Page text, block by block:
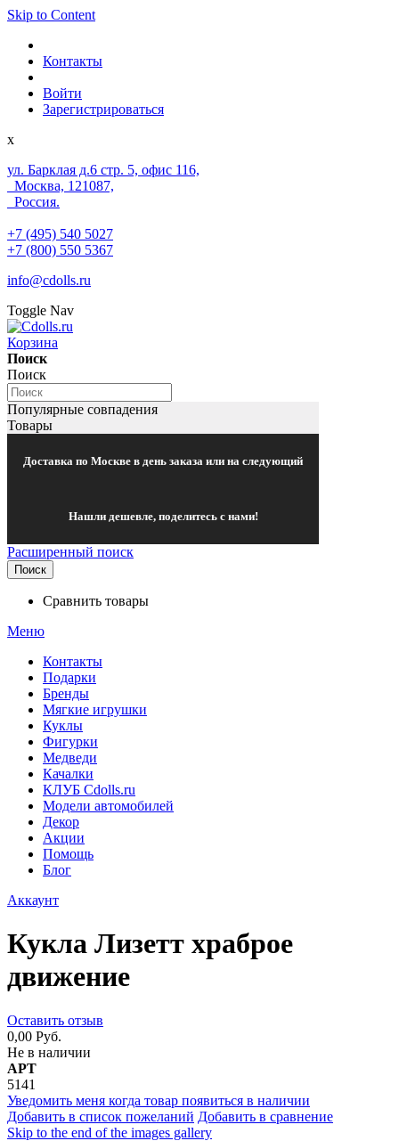
Skip to Content
Контакты
Войти
Зарегистрироваться
x
ул. Барклая д.6 стр. 5, офис 116,
Москва, 121087,
Россия.
+7 (495) 540 5027
+7 (800) 550 5367
info@cdolls.ru
Toggle Nav
Корзина
Поиск
Поиск
Популярные совпадения
Товары
Доставка по Москве в день заказа или на следующий
Нашли дешевле, поделитесь с нами!
Расширенный поиск
Поиск
Сравнить товары
Меню
Контакты
Подарки
Бренды
Мягкие игрушки
Куклы
Фигурки
Медведи
Качалки
КЛУБ Cdolls.ru
Модели автомобилей
Декор
Акции
Помощь
Блог
Аккаунт
Кукла Лизетт храброе
движение
Оставить отзыв
0,00 Руб.
Не в наличии
АРТ
5141
Уведомить меня когда товар появиться в наличии
Добавить в список пожеланий Добавить в сравнение
Skip to the end of the images gallery